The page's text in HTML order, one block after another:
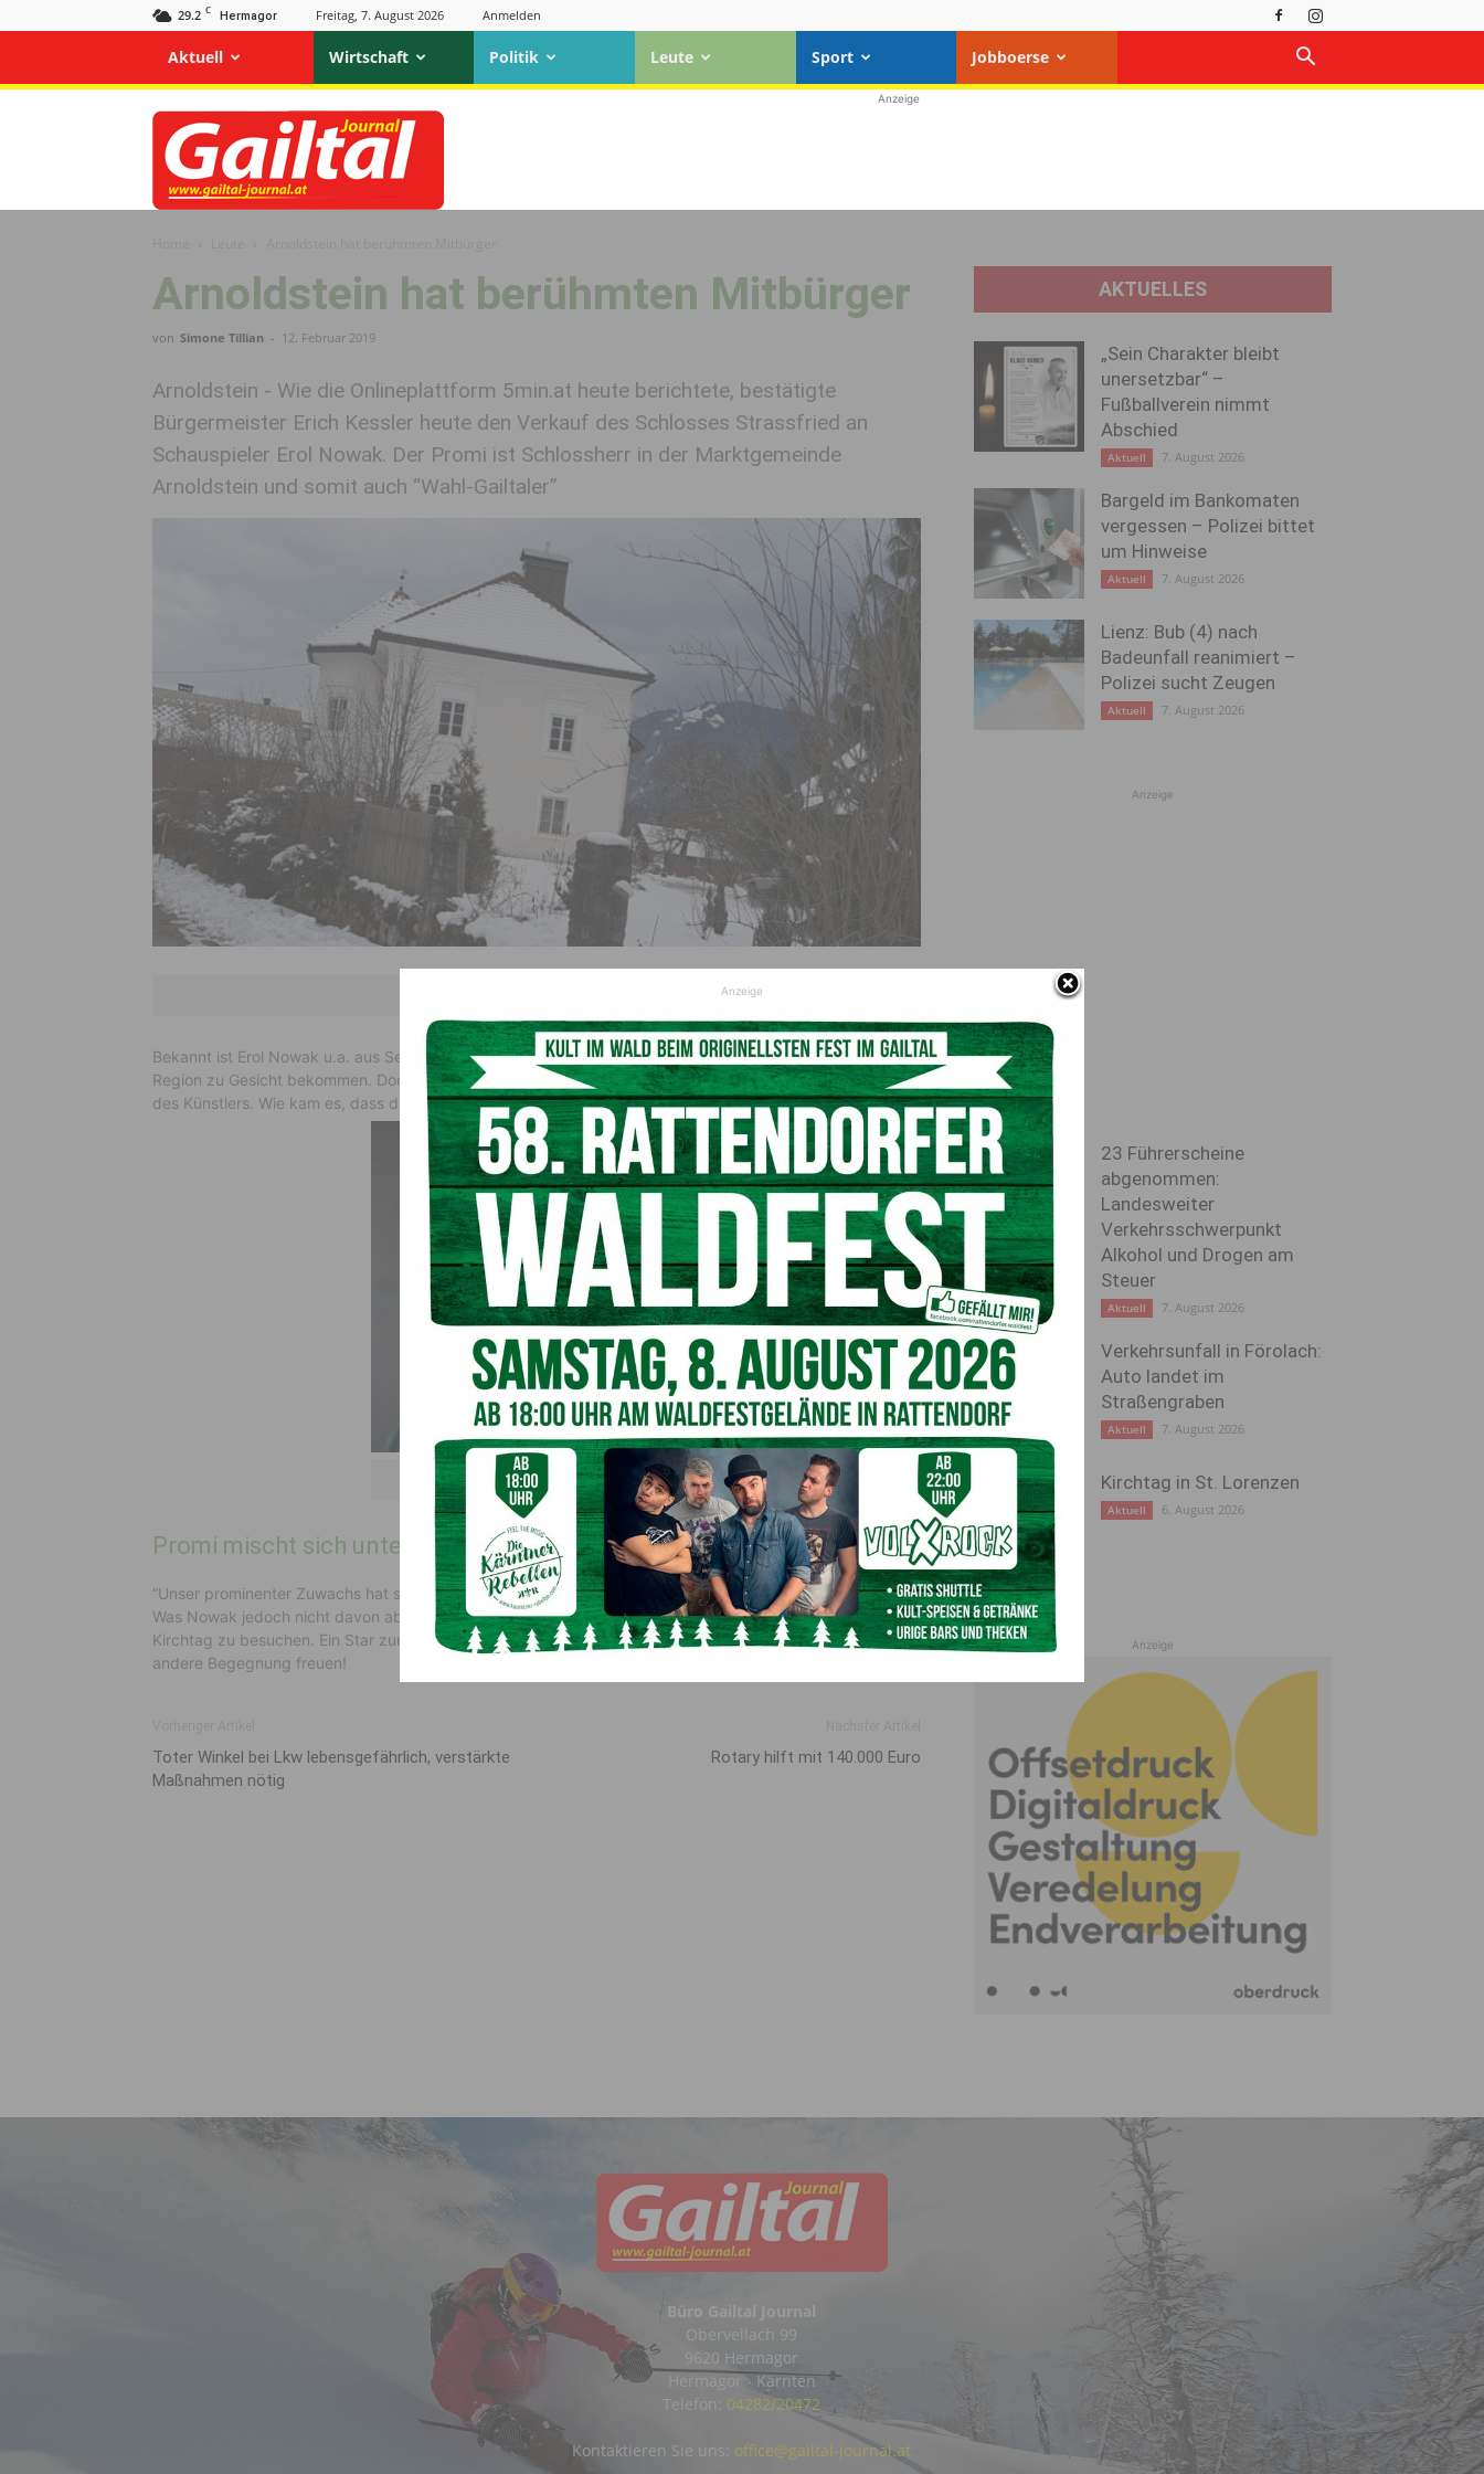
29.2 C Hermagor Freitag, 7. August 2026 Anmelden
Aktuell Wirtschaft Politik Leute Sport Jobboerse
Gailtal
Journal
Anzeige
Arnoldstein hat berühmten Mitbürger
von Simone Tillian - 12. Februar 2019
Arnoldstein - Wie die Onlineplattform 5min.at heute berichtete, bestätigte
Bürgermeister Erich Kessler heute den Verkauf des Schlosses Strassfried an
Schauspieler Erol Nowak. Der Promi ist Schlossherr in der Marktgemeinde
Arnoldstein und somit auch “Wahl-Gailtaler”
Bekannt ist Erol Nowak u.a. aus Serien wie “SOKO Donau”, nun wird man ihn auch des öfteren in unserer
Region zu Gesicht bekommen. Doch das ehrwürdige Gebäude ist schon seit rund einem Jahr im Besitz
des Künstlers. Wie kam es, dass dies erst jetzt an die Öffentlichkeit durchsickert?
Erol Nowak (Bild: Ingo Pertramer)
Promi mischt sich unters Volk
“Unser prominenter Zuwachs hat sich mit dem Schloss einen Nebenwohnsitz erworben”, erklärt Kessler.
Was Nowak jedoch nicht davon abhielt, auch schon einige Veranstaltungen wie u.a. den Thörl-Maglerner
Kirchtag zu besuchen. Ein Star zum “anfassen” – wer in unserer Gegend wohnt, darf sich auf die ein oder
andere Begegnung freuen!
Toter Winkel bei Lkw lebensgefährlich, verstärkte
Maßnahmen nötig
Rotary hilft mit 140.000 Euro
AKTUELLES
„Sein Charakter bleibt
unersetzbar“ –
Fußballverein nimmt
Abschied
Aktuell 7. August 2026
Bargeld im Bankomaten
vergessen – Polizei bittet
um Hinweise
Aktuell 7. August 2026
Lienz: Bub (4) nach
Badeunfall reanimiert –
Polizei sucht Zeugen
Aktuell 7. August 2026
Anzeige
23 Führerscheine
abgenommen:
Landesweiter
Verkehrsschwerpunkt
Alkohol und Drogen am
Steuer
Aktuell 7. August 2026
Verkehrsunfall in Förolach:
Auto landet im
Straßengraben
Aktuell 7. August 2026
Kirchtag in St. Lorenzen
Aktuell 6. August 2026
Anzeige
Büro Gailtal Journal
Obervellach 99
9620 Hermagor
Hermagor - Kärnten
Telefon: 04282/20472
Kontaktieren Sie uns: office@gailtal-journal.at
Anzeige